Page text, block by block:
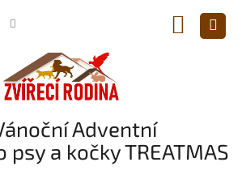
KOŠÍK
Adventní
a kočky TREATMAS